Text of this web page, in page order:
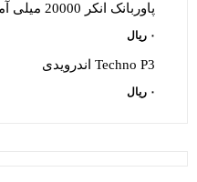
پاوربانک انکر 20000 میلی آمپر مدل A1363H91 - قرمز
۰ ریال
Techno P3 اندرویدی
۰ ریال